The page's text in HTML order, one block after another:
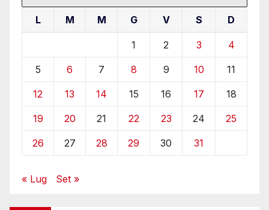
L M M G V S D
1 2 3 4
5 6 7 8 9 10 11
12 13 14 15 16 17 18
19 20 21 22 23 24 25
26 27 28 29 30 31
« Lug Set »